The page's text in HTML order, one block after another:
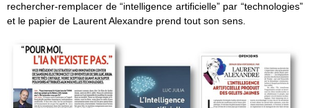
rechercher-remplacer de “intelligence artificielle” par “technologies”
et le papier de Laurent Alexandre prend tout son sens.